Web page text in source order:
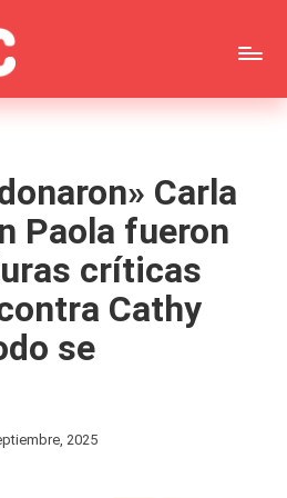
Carla
Paola fueron
críticas
Cathy
se
2025